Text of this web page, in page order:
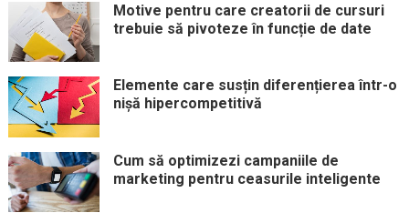
Motive pentru care creatorii de cursuri
trebuie să pivoteze în funcție de date
Elemente care susțin diferențierea într-o
nișă hipercompetitivă
Cum să optimizezi campaniile de
marketing pentru ceasurile inteligente